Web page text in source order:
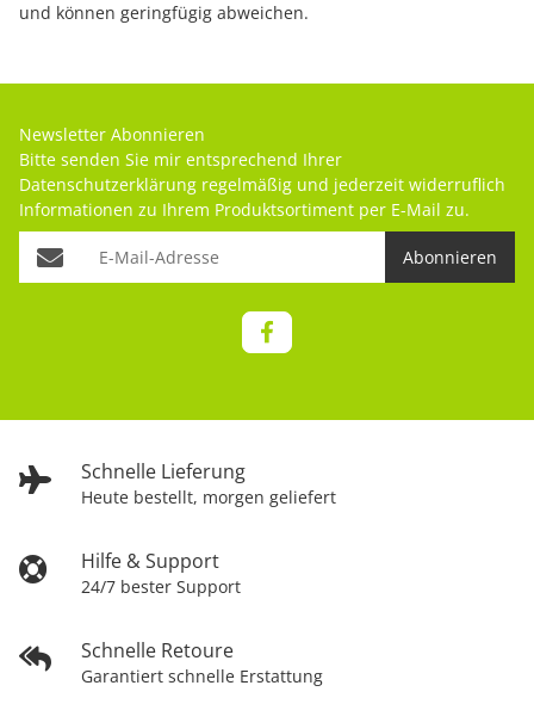
und können geringfügig abweichen.
Schnelle Lieferung
Heute bestellt, morgen geliefert
Hilfe & Support
24/7 bester Support
Schnelle Retoure
Garantiert schnelle Erstattung
Newsletter Abonnieren
Bitte senden Sie mir entsprechend Ihrer
Datenschutzerklärung regelmäßig und jederzeit widerruflich
Informationen zu Ihrem Produktsortiment per E-Mail zu.
Abonnieren